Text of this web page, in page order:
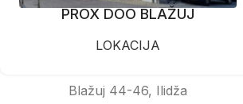
PROX DOO BLAŽUJ
LOKACIJA
Blažuj 44-46, Ilidža